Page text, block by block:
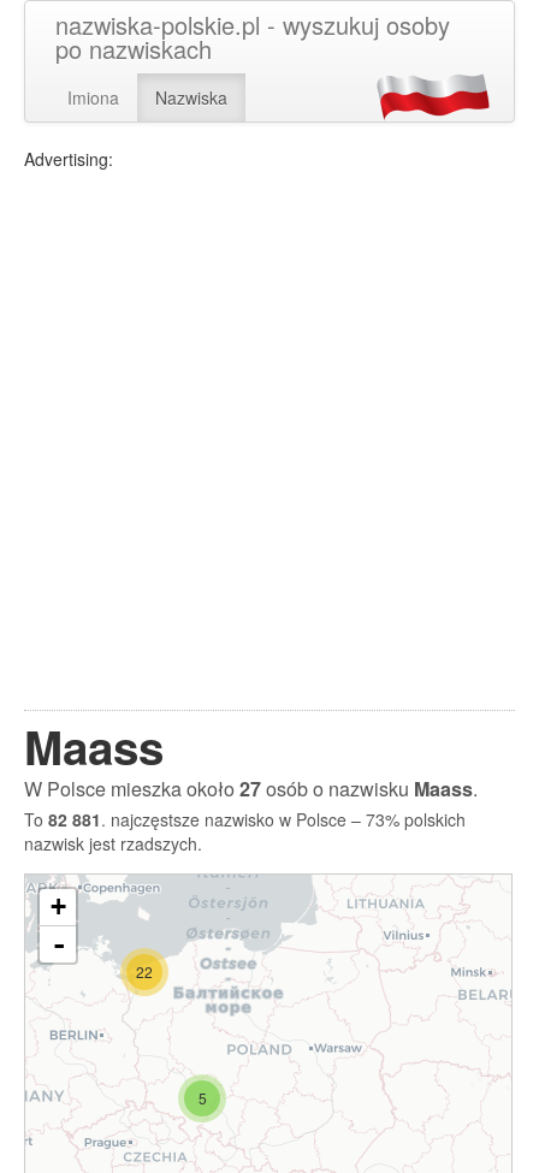
nazwiska-polskie.pl - wyszukuj osoby
po nazwiskach
Imiona Nazwiska
Advertising:
Maass
W Polsce mieszka około27osób o nazwisku Maass.
To 82 881. najczęstsze nazwisko w Polsce – 73% polskich
nazwisk jest rzadszych.
5
22
+
-